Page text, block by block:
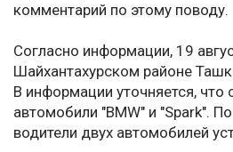
комментарий по этому поводу.
Согласно информации, 19
Шайхантахурском районе
В информации уточняется, что
автомобили "BMW" и "Spark".
водители двух автомобилей